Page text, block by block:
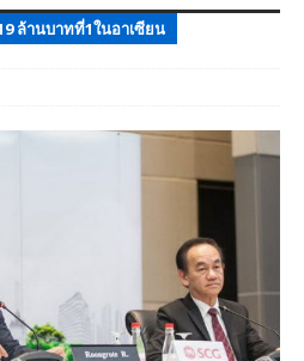
ล้านบาทที่1ในอาเซียน